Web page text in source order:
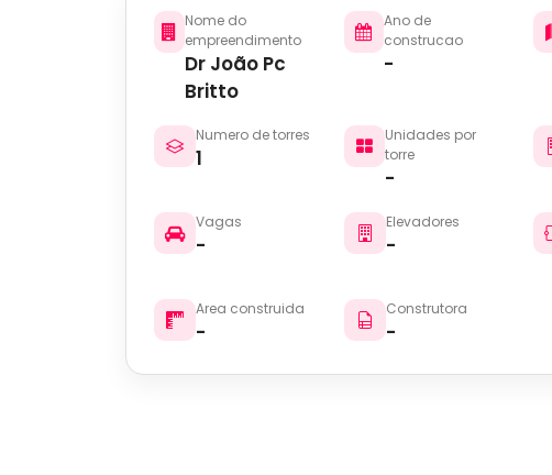
Nome do
empreendimento
Dr João Pc
Britto
Ano de
construcao
-
Numero de torres
1
Unidades por
torre
-
Vagas
-
Elevadores
-
Area construida
-
Construtora
-